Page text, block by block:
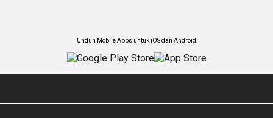
Unduh Mobile Apps untuk iOS dan Android